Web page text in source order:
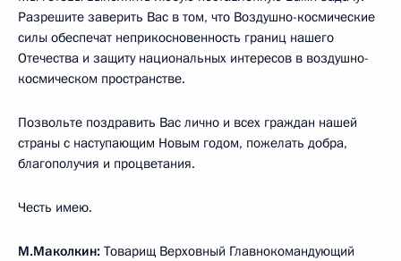
Разрешите заверить Вас в том, что Воздушно-космические
силы обеспечат неприкосновенность границ нашего
Отечества и защиту национальных интересов в воздушно-
космическом пространстве.
Позвольте поздравить Вас лично и всех граждан нашей
страны с наступающим Новым годом, пожелать добра,
благополучия и процветания.
Честь имею.
М.Маколкин: Товарищ Верховный Главнокомандующий